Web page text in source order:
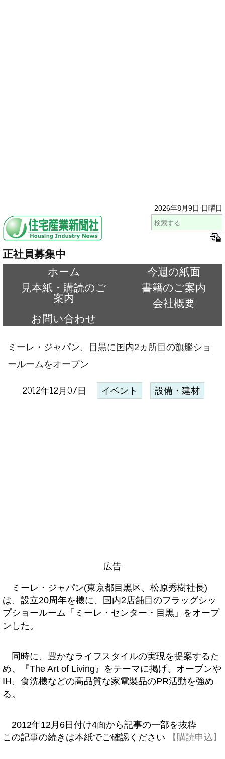
2026年8月9日 日曜日
正社員募集中
ホーム
今週の紙面
見本紙・購読のご
案内
書籍のご案内
会社概要
お問い合わせ
ミーレ・ジャパン、目黒に国内2ヵ所目の旗艦ショ
ールームをオープン
2012年12月07日 イベント 設備・建材
広告
ミーレ・ジャパン(東京都目黒区、松原秀樹社長)
は、設立20周年を機に、国内2店舗目のフラッグシッ
プショールーム「ミーレ・センター・目黒」をオープ
ンした。
同時に、豊かなライフスタイルの実現を提案するた
め、『The Art of Living』をテーマに掲げ、オーブンや
IH、食洗機などの高品質な家電製品のPR活動を強め
る。
2012年12月6日付け4面から記事の一部を抜粋
この記事の続きは本紙でご確認ください
【購読申込】